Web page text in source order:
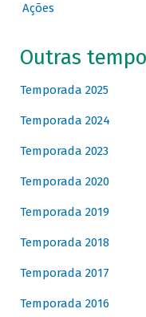
Ações
Outras
Temporada 2025
Temporada 2024
Temporada 2023
Temporada 2020
Temporada 2019
Temporada 2018
Temporada 2017
Temporada 2016